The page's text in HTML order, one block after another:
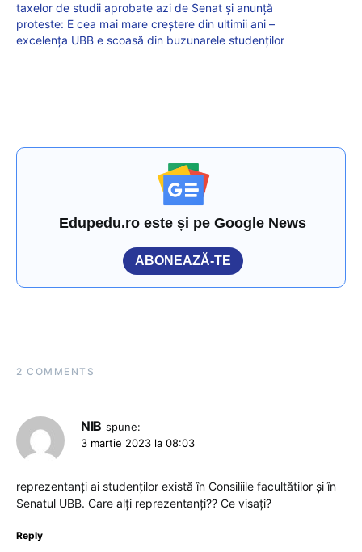
taxelor de studii aprobate azi de Senat și anunță
proteste: E cea mai mare creștere din ultimii ani –
excelența UBB e scoasă din buzunarele studenților
Edupedu.ro este și pe Google News
ABONEAZĂ-TE
2 COMMENTS
NIB spune:
3 martie 2023 la 08:03
reprezentanți ai studenților există în Consiliile facultătilor și în
Senatul UBB. Care alți reprezentanți?? Ce visați?
Reply